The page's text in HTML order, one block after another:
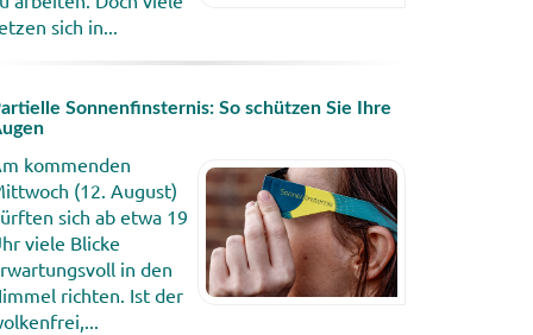
sich in...
Sonnenfinsternis: So schützen Sie Ihre
kommenden
(12. August)
sich ab etwa 19
viele Blicke
in den
richten. Ist der